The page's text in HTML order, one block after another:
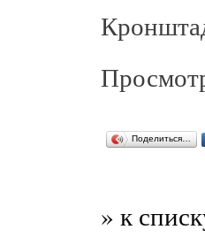
Поделиться…
» к